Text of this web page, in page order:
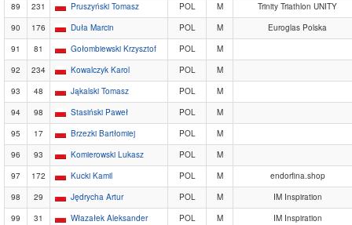
89
231 Pruszyński Tomasz POL M
Trinity Triathlon UNITY
90
176 Duła Marcin POL M
Euroglas Polska
91
81 Gołombiewski Krzysztof POL
M
92
234 Kowalczyk Karol POL
M
93
48 Jąkalski Tomasz POL
M
94
98 Stasiński Paweł POL
M
95
17 Brzezki Bartłomiej POL
M
96
93 Komierowski Lukasz POL
M
97
172 Kucki Kamil POL M
endorfina.shop
98
29 Jędrycha Artur POL M
IM Inspiration
99
31 Włazałek Aleksander POL M
IM Inspiration